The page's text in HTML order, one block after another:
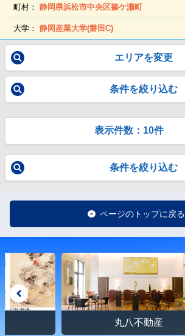
町村：静岡県浜松市中央区篠ケ瀬町
大学：静岡産業大学(磐田C)
エリアを変更
条件を絞り込む
表示件数：10件
条件を絞り込む
ページのトップに戻る
丸八不動産